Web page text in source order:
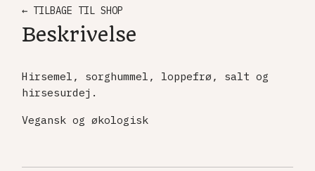
← TILBAGE TIL SHOP
Beskrivelse
Hirsemel, sorghummel, loppefrø, salt og
hirsesurdej.
Vegansk og økologisk